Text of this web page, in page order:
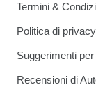
Termini &
Politica di privacy
Suggerimenti
Recensioni di